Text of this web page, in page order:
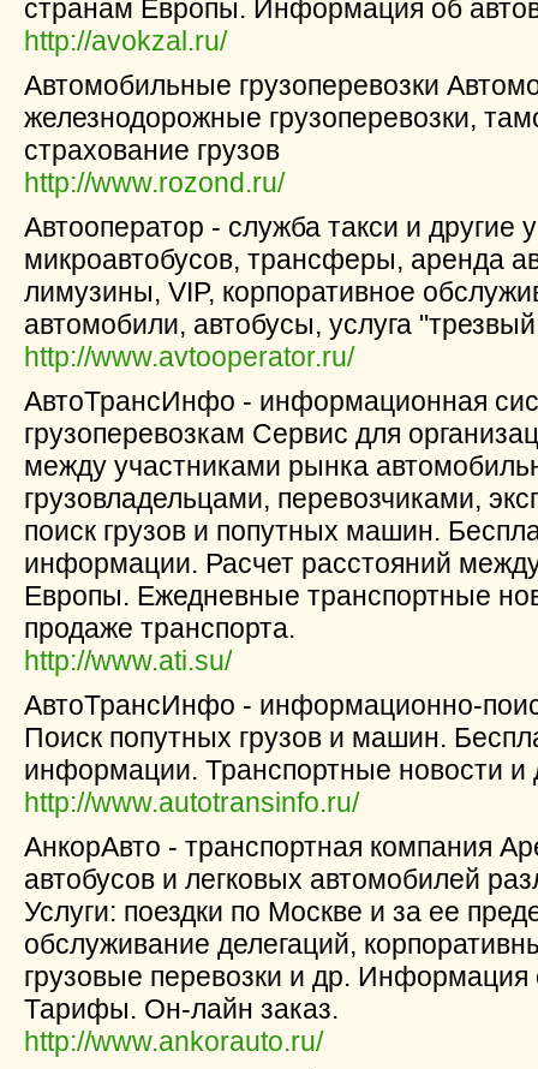
странам Европы. Информация об
http://avokzal.ru/
Автомобильные грузоперевозки
железнодорожные грузоперевозки,
страхование грузов
http://www.rozond.ru/
Автооператор - служба такси и другие
микроавтобусов, трансферы, аренда
лимузины, VIP, корпоративное
автомобили, автобусы, услуга
http://www.avtooperator.ru/
АвтоТрансИнфо - информационная
грузоперевозкам Сервис для
между участниками рынка
грузовладельцами, перевозчиками,
поиск грузов и попутных машин.
информации. Расчет расстояний
Европы. Ежедневные транспортные
продаже транспорта.
http://www.ati.su/
АвтоТрансИнфо - информационно-
Поиск попутных грузов и машин.
информации. Транспортные новости и
http://www.autotransinfo.ru/
АнкорАвто - транспортная компания
автобусов и легковых автомобилей
Услуги: поездки по Москве и за ее
обслуживание делегаций,
грузовые перевозки и др. Информация
Тарифы. Он-лайн заказ.
http://www.ankorauto.ru/